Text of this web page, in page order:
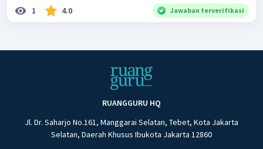
1 4.0 Jawaban terverifikasi
RUANGGURU HQ
Jl. Dr. Saharjo No.161, Manggarai Selatan, Tebet, Kota Jakarta
Selatan, Daerah Khusus Ibukota Jakarta 12860